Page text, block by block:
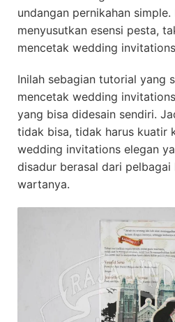
undangan pernikahan simple.
menyusutkan esensi pesta,
mencetak wedding
Inilah sebagian tutorial yang
mencetak wedding
yang bisa didesain sendiri.
tidak bisa, tidak harus kuatir
wedding invitations elegan
disadur berasal dari
wartanya.